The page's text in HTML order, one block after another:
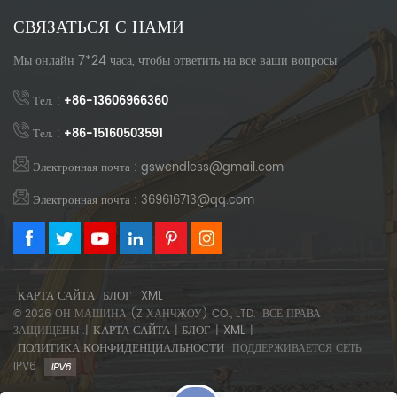
СВЯЗАТЬСЯ С НАМИ
Мы онлайн 7*24 часа, чтобы ответить на все ваши вопросы
Тел. : +86-13606966360
Тел. : +86-15160503591
Электронная почта : gswendless@gmail.com
Электронная почта : 369616713@qq.com
КАРТА САЙТА БЛОГ XML
© 2026 ОН МАШИНА (Z ХАНЧЖОУ) CO., LTD. .ВСЕ ПРАВА
ЗАЩИЩЕНЫ .| КАРТА САЙТА | БЛОГ | XML |
ПОЛИТИКА КОНФИДЕНЦИАЛЬНОСТИ ПОДДЕРЖИВАЕТСЯ СЕТЬ
IPV6